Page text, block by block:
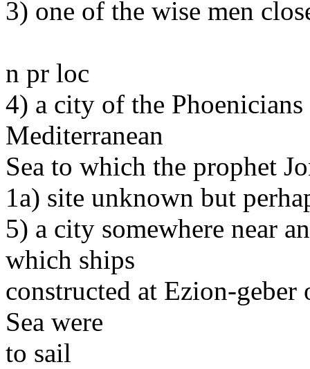
3) one of the wise men
n pr loc
4) a city of the
Mediterranean
Sea to which the prophet
1a) site unknown but
5) a city somewhere near
which ships
constructed at Ezion-
Sea were
to sail